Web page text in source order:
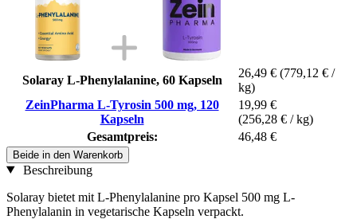
Solaray L-Phenylalanine, 60 Kapseln
26,49 € (779,12 € /
kg)
ZeinPharma L-Tyrosin 500 mg, 120
Kapseln
19,99 €
(256,28 € / kg)
Gesamtpreis:
46,48 €
Beide in den Warenkorb
Beschreibung
Solaray bietet mit L-Phenylalanine pro Kapsel 500 mg L-
Phenylalanin in vegetarische Kapseln verpackt.